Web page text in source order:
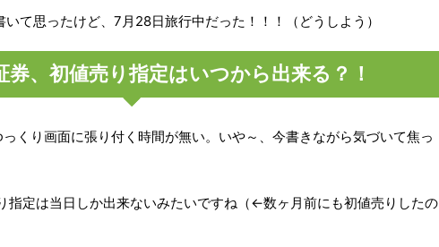
て思ったけど、7月28日旅行中だった！！！（どうしよう）
券、初値売り指定はいつから出来る？！
くり画面に張り付く時間が無い。いや～、今書きながら気づいて焦っ
指定は当日しか出来ないみたいですね（←数ヶ月前にも初値売りしたの